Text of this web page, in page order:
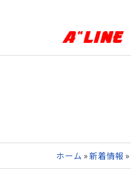
ホーム »新着情報 »